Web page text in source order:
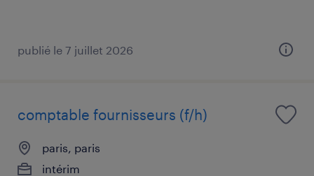
publié le 7 juillet 2026
comptable fournisseurs (f/h)
paris, paris
intérim